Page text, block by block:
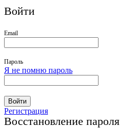
Войти
Email
Пароль
Я не помню пароль
Войти
Регистрация
Восстановление пароля